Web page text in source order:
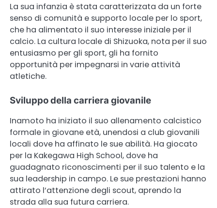
La sua infanzia è stata caratterizzata da un forte
senso di comunità e supporto locale per lo sport,
che ha alimentato il suo interesse iniziale per il
calcio. La cultura locale di Shizuoka, nota per il suo
entusiasmo per gli sport, gli ha fornito
opportunità per impegnarsi in varie attività
atletiche.
Sviluppo della carriera giovanile
Inamoto ha iniziato il suo allenamento calcistico
formale in giovane età, unendosi a club giovanili
locali dove ha affinato le sue abilità. Ha giocato
per la Kakegawa High School, dove ha
guadagnato riconoscimenti per il suo talento e la
sua leadership in campo. Le sue prestazioni hanno
attirato l’attenzione degli scout, aprendo la
strada alla sua futura carriera.